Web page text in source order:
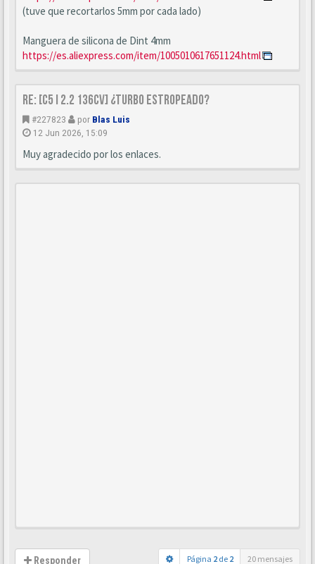
(tuve que recortarlos 5mm por cada lado)
Manguera de silicona de Dint 4mm
https://es.aliexpress.com/item/1005010617651124.html
Re: [C5 I 2.2 136cv] ¿turbo estropeado?
#227823 por Blas Luis
12 Jun 2026, 15:09
Muy agradecido por los enlaces.
Responder Página 2 de 2 20 mensajes